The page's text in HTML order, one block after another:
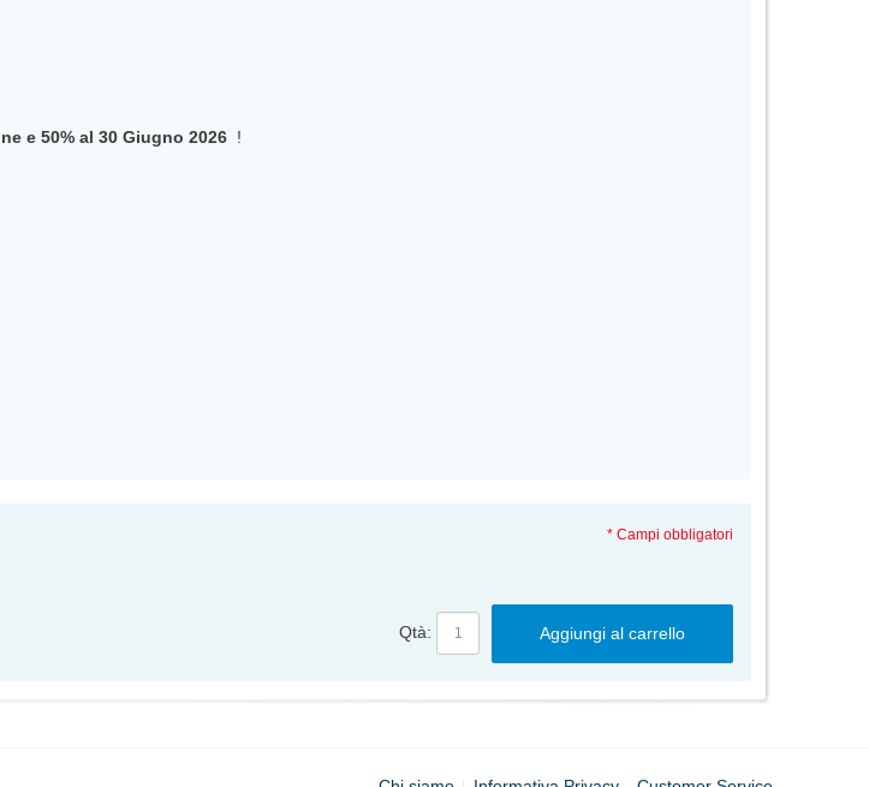
e 50% al 30 Giugno 2026 !
* Campi obbligatori
Qtà: Aggiungi al carrello